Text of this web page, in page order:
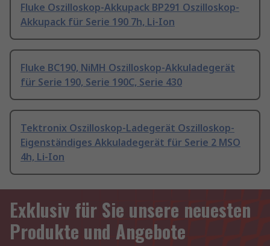
Fluke Oszilloskop-Akkupack BP291 Oszilloskop-
Akkupack für Serie 190 7h, Li-Ion
Fluke BC190, NiMH Oszilloskop-Akkuladegerät
für Serie 190, Serie 190C, Serie 430
Tektronix Oszilloskop-Ladegerät Oszilloskop-
Eigenständiges Akkuladegerät für Serie 2 MSO
4h, Li-Ion
Exklusiv für Sie unsere neuesten
Produkte und Angebote